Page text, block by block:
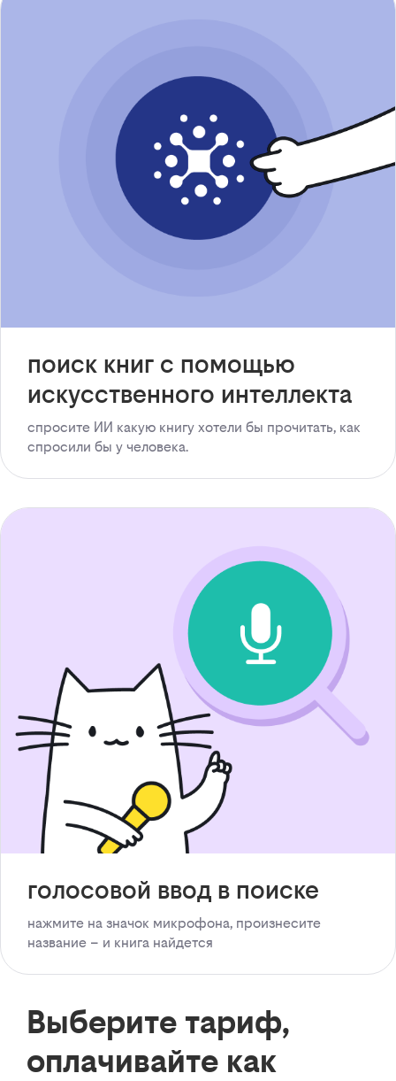
поиск книг с помощью
искусственного интеллекта
спросите ИИ какую книгу хотели бы прочитать, как
спросили бы у человека.
голосовой ввод в поиске
нажмите на значок микрофона, произнесите
название – и книга найдется
Выберите тариф,
оплачивайте как